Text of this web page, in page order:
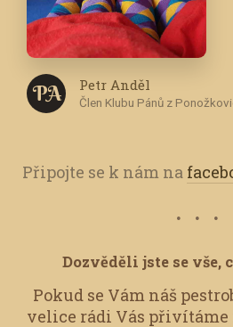
P A Petr Anděl
Člen Klubu Pánů z
Připojte se k nám na
Dozvěděli jste se vše,
Pokud se Vám náš
velice rádi Vás